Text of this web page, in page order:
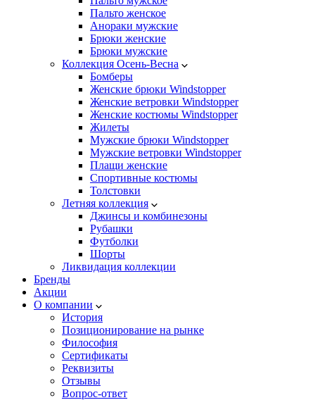
Пальто женское
Анораки мужские
Брюки женские
Брюки мужские
Коллекция Осень-Весна
Бомберы
Женские брюки Windstopper
Женские ветровки Windstopper
Женские костюмы Windstopper
Жилеты
Мужские брюки Windstopper
Мужские ветровки Windstopper
Плащи женские
Спортивные костюмы
Толстовки
Летняя коллекция
Джинсы и комбинезоны
Рубашки
Футболки
Шорты
Ликвидация коллекции
Бренды
Акции
О компании
История
Позиционирование на рынке
Философия
Сертификаты
Реквизиты
Отзывы
Вопрос-ответ